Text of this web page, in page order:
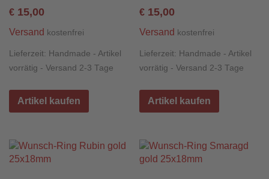
€ 15,00
Versand kostenfrei
Lieferzeit: Handmade - Artikel
vorrätig - Versand 2-3 Tage
Artikel kaufen
€ 15,00
Versand kostenfrei
Lieferzeit: Handmade - Artikel
vorrätig - Versand 2-3 Tage
Artikel kaufen